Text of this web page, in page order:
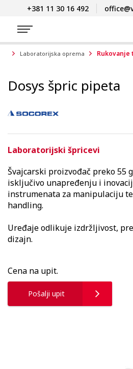
+381 11 30 16 492
Laboratorijska oprema Rukovanje
Dosys špric pipeta
Laboratorijski špricevi
Švajcarski proizvođač preko 55
isključivo unapređenju i
instrumenata za manipulaciju
handling.
Uređaje odlikuje izdržljivost,
dizajn.
Cena na upit.
Pošalji upit